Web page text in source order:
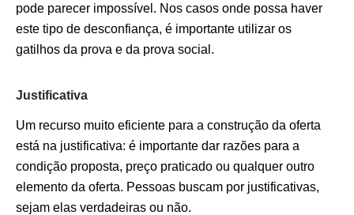
pode parecer impossível. Nos casos onde possa haver
este tipo de desconfiança, é importante utilizar os
gatilhos da prova e da prova social.
Justificativa
Um recurso muito eficiente para a construção da oferta
está na justificativa: é importante dar razões para a
condição proposta, preço praticado ou qualquer outro
elemento da oferta. Pessoas buscam por justificativas,
sejam elas verdadeiras ou não.